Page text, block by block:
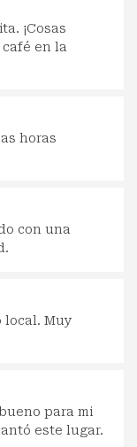
¡Cosas
en la
horas
con una
local. Muy
para mi
este lugar.